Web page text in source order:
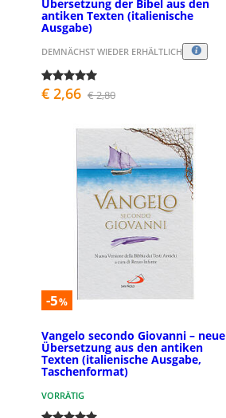
Übersetzung der Bibel aus den
antiken Texten (italienische
Ausgabe)
DEMNÄCHST WIEDER ERHÄLTLICH
€ 2,66 € 2,80
-5%
Vangelo secondo Giovanni – neue
Übersetzung aus den antiken
Texten (italienische Ausgabe,
Taschenformat)
VORRÄTIG